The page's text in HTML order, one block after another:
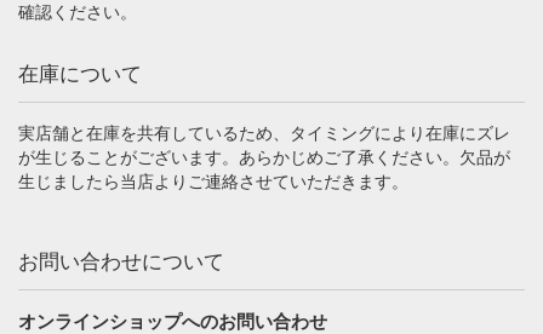
確認ください。
在庫について
実店舗と在庫を共有しているため、タイミングにより在庫にズレ
が生じることがございます。あらかじめご了承ください。欠品が
生じましたら当店よりご連絡させていただきます。
お問い合わせについて
オンラインショップへのお問い合わせ